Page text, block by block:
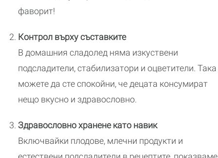
фаворит!
Контрол върху съставките
В домашния сладолед няма изкуствени
подсладители, стабилизатори и оцветители. Така
можете да сте спокойни, че децата консумират
нещо вкусно и здравословно.
Здравословно хранене като навик
Включвайки плодове, млечни продукти и